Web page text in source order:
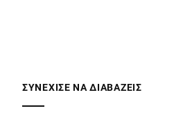
Πόλη *
ΣΥΝΕΧΙΣΕ ΝΑ ΔΙΑΒΑΖΕΙΣ